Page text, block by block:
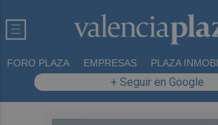
FORO PLAZA EMPRESAS PLAZA
+ Seguir en Google